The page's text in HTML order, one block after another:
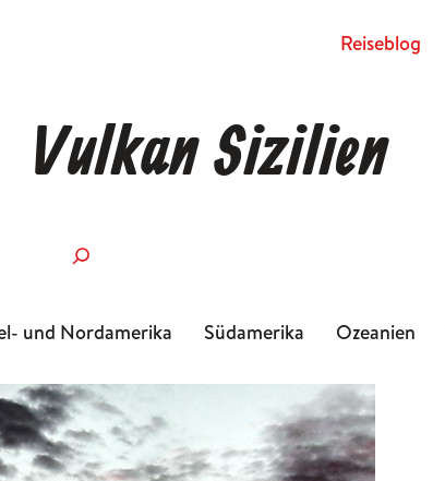
Rei­se­blog
Vulkan Sizilien
und Nordamerika Südamerika Ozeanien